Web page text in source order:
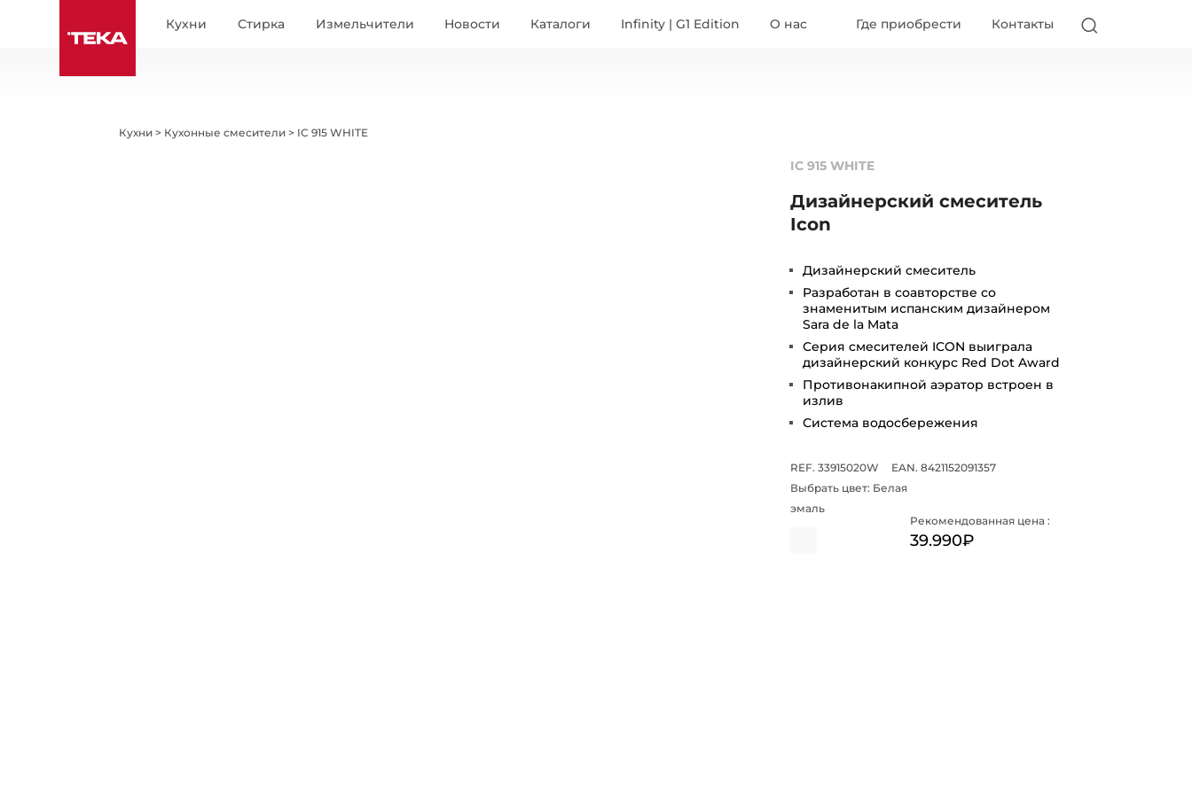
Кухни Стирка Измельчители Новости Каталоги Infinity | G1 Edition О нас Где приобрести Контакты
Кухни > Кухонные смесители > IC 915 WHITE
IC 915 WHITE
Дизайнерский смеситель
Icon
Дизайнерский смеситель
Разработан в соавторстве со
знаменитым испанским дизайнером
Sara de la Mata
Серия смесителей ICON выиграла
дизайнерский конкурс Red Dot Award
Противонакипной аэратор встроен в
излив
Система водосбережения
REF. 33915020W
EAN. 8421152091357
Выбрать цвет: Белая
эмаль
Рекомендованная цена :
39.990₽